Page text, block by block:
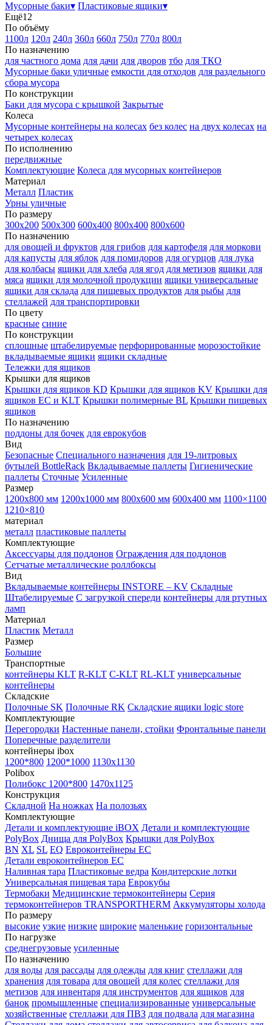
Мусорные баки▾ Пластиковые ящики▾
Ещё12
По объёму
1100л 120л 240л 360л 660л 750л 770л 800л
По назначению
для частного дома для дачи для дворов тбо для ТКО
Мусорные баки уличные емкости для отходов для раздельного
сбора мусора
По конструкции
Баки для мусора с крышкой Закрытые
Колеса
Мусорные контейнеры на колесах без колес на двух колесах на
четырех колесах
По исполнению
передвижные
Комплектующие Колеса для мусорных контейнеров
Материал
Металл Пластик
Урны уличные
По размеру
300х200 500х300 600х400 800х400 800х600
По назначению
для овощей и фруктов для грибов для картофеля для моркови
для капусты для яблок для помидоров для огурцов для лука
для колбасы ящики для хлеба для ягод для метизов ящики для
мяса ящики для молочной продукции ящики универсальные
ящики для склада для пищевых продуктов для рыбы для
стеллажей для транспортировки
По цвету
красные синие
По конструкции
сплошные штабелируемые перфорированные морозостойкие
вкладываемые ящики ящики складные
Тележки для ящиков
Крышки для ящиков
Крышки для ящиков KD Крышки для ящиков KV Крышки для
ящиков EC и KLT Крышки полимерные BL Крышки пищевых
ящиков
По назначению
поддоны для бочек для еврокубов
Вид
Безопасные Специального назначения для 19-литровых
бутылей BottleRack Вкладываемые паллеты Гигиенические
паллеты Сточные Усиленные
Размер
1200х800 мм 1200х1000 мм 800х600 мм 600х400 мм 1100×1100
1210×810
материал
металл пластиковые паллеты
Комплектующие
Аксессуары для поддонов Ограждения для поддонов
Сетчатые металлические роллбоксы
Вид
Вкладываемые контейнеры INSTORE – KV Складные
Штабелируемые С загрузкой спереди контейнеры для ртутных
ламп
Материал
Пластик Металл
Размер
Большие
Транспортные
контейнеры KLT R-KLT C-KLT RL-KLT универсальные
контейнеры
Складские
Полочные SK Полочные RK Складские ящики logic store
Комплектующие
Перегородки Настенные панели, стойки Фронтальные панели
Поперечные разделители
контейнеры ibox
1200*800 1200*1000 1130x1130
Polibox
Полибокс 1200*800 1470х1125
Конструкция
Складной На ножках На полозьях
Комплектующие
Детали и комплектующие iBOX Детали и комплектующие
PolyBox Днища для PolyBox Крышки для PolyBox
BN XL SL EQ Евроконтейнеры EC
Детали евроконтейнеров EC
Наливная тара Пластиковые ведра Кондитерские лотки
Универсальная пищевая тара Еврокубы
Термобаки Медицинские термоконтейнеры Серия
термоконтейнеров TRANSPORTHERM Аккумуляторы холода
По размеру
высокие узкие низкие широкие маленькие горизонтальные
По нагрузке
среднегрузовые усиленные
По назначению
для воды для рассады для одежды для книг стеллажи для
хранения для товара для овощей для колес стеллажи для
метизов для инвентаря для инструментов для ящиков для
банок промышленные специализированные универсальные
хозяйственные стеллажи для ПВЗ для подвала для магазина